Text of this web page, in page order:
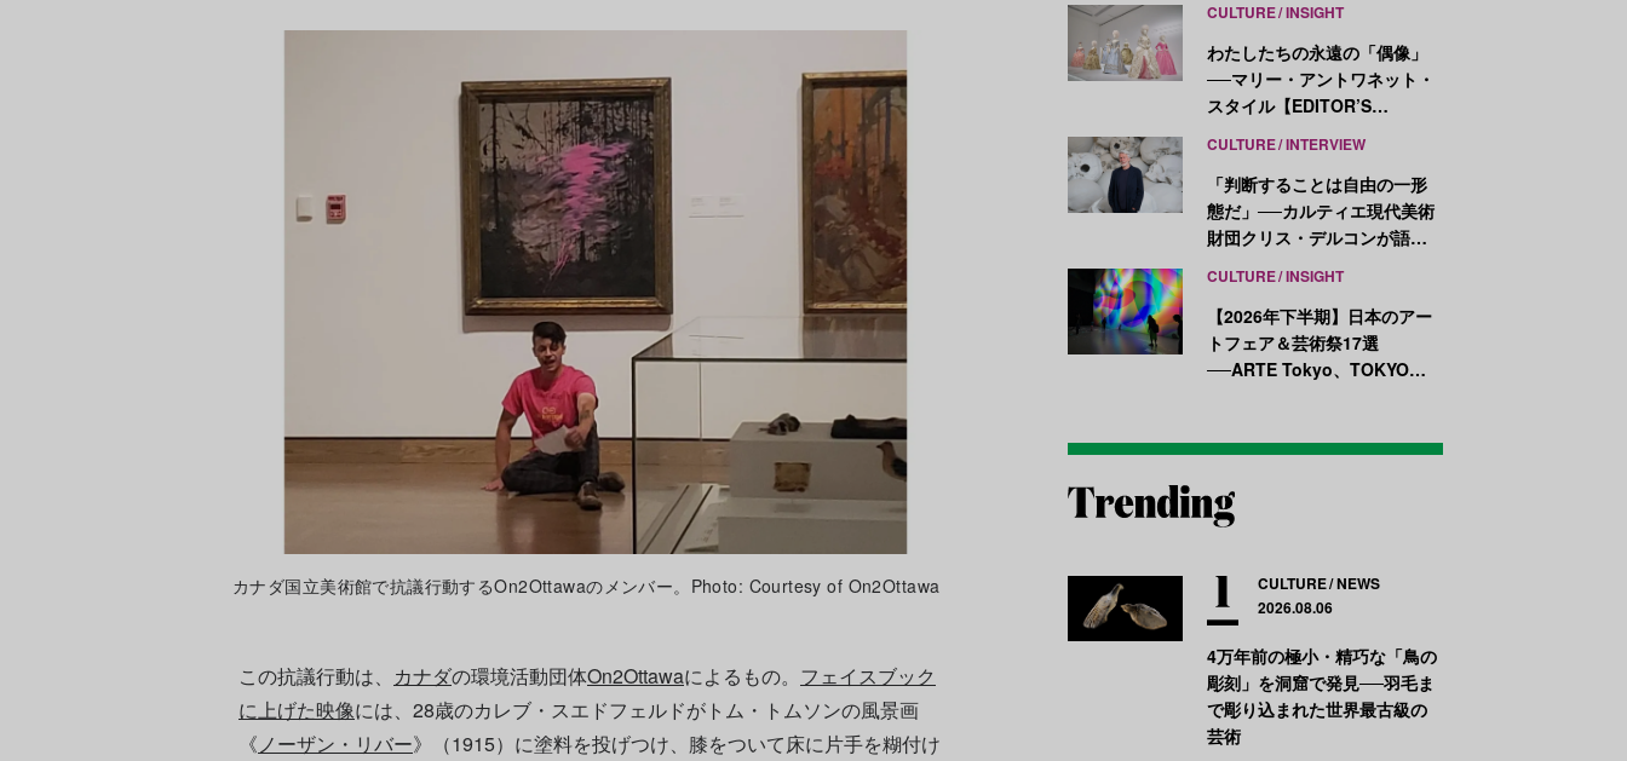
カナダ国立美術館で抗議行動するOn2Ottawaのメンバー。Photo: Courtesy of On2Ottawa
この抗議行動は、 カナダの環境活動団体On2Ottawaによるもの。 フェイスブック
に上げた映像には、28歳のカレブ・スエドフェルドがトム・トムソンの風景画
《ノーザン・リバー》（1915）に塗料を投げつけ、膝をついて床に片手を糊付け
CULTURE INSIGHT
わたしたちの永遠の「偶像」
──マリー・アントワネット・
スタイル【EDITOR’S
CULTURE INTERVIEW
「判断することは自由の一形
態だ」──カルティエ現代美術
財団クリス・デルコンが語
CULTURE INSIGHT
【2026年下半期】日本のアー
トフェア＆芸術祭17選
──ARTE Tokyo、TOKYO
CULTURE NEWS
2026.08.06
4万年前の極小・精巧な「鳥の
彫刻」を洞窟で発見──羽毛ま
で彫り込まれた世界最古級の
芸術